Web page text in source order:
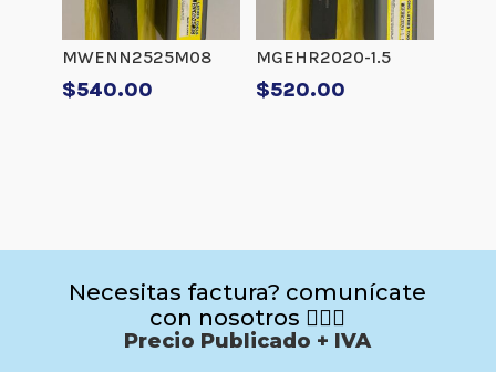
MWENN2525M08
$540.00
MGEHR2020-1.5
$520.00
Necesitas factura? comunícate
con nosotros 🙋🏻‍♂️
Precio Publicado + IVA